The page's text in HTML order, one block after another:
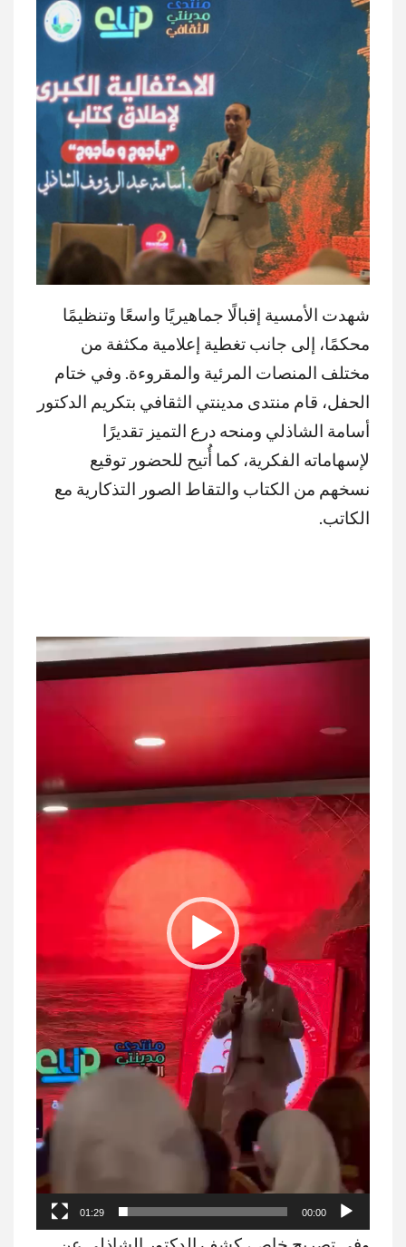
شهدت الأمسية إقبالًا جماهيريًا واسعًا وتنظيمًا
محكمًا، إلى جانب تغطية إعلامية مكثفة من
مختلف المنصات المرئية والمقروءة. وفي ختام
الحفل، قام منتدى مدينتي الثقافي بتكريم الدكتور
أسامة الشاذلي ومنحه درع التميز تقديرًا
لإسهاماته الفكرية، كما أُتيح للحضور توقيع
نسخهم من الكتاب والتقاط الصور التذكارية مع
الكاتب.
مشغل
00:00
01:29